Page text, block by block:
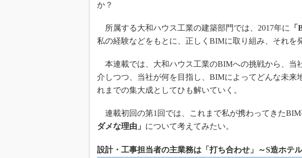
か？
所属する大和ハウス工業の建築部門では、2017年に
私の経験などをもとに、正しくBIMに取り組み、それを
本連載では、大和ハウス工業のBIMへの挑戦から、当
介しつつ、当社が何を目指し、BIMによってどんな未来
れまでの集大成としてひも解いていく。
連載初回の第1回では、これまで私が携わってきたBIM
ダメな理由」 について考えてみたい。
設計・工事担当者の主業務は「打ち合わせ」～S造ホテ